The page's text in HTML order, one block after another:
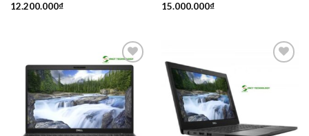
12.200.000₫
15.000.000₫
Add to
wishlist